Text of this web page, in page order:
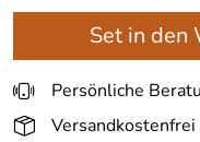
Set in den
Persönliche